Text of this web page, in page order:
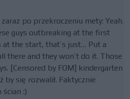
po przekroczeniu mety: Yeah.
guys outbreaking at the first
at the start, that’s just… Put a
there and they won’t do it. Those
[Censored by FOM] kindergarten
się rozwalił. Faktycznie
ścian :)